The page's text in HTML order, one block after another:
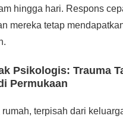
hingga hari. Respons
mereka tetap
Psikologis: Trauma
Permukaan
terpisah dari